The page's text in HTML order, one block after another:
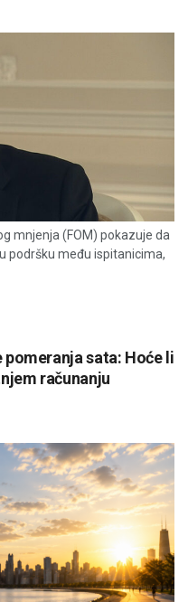
mnjenja (FOM) pokazuje da
podršku među ispitanicima,
sata: Hoće li
računanju